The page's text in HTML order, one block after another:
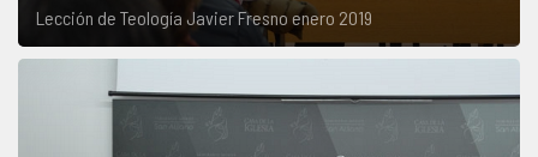
Lección de Teología Javier Fresno enero 2019